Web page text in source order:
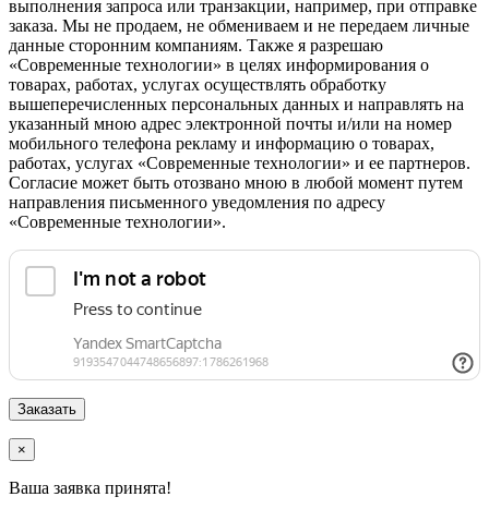
выполнения запроса или транзакции, например, при отправке
заказа. Мы не продаем, не обмениваем и не передаем личные
данные сторонним компаниям. Также я разрешаю
«Современные технологии» в целях информирования о
товарах, работах, услугах осуществлять обработку
вышеперечисленных персональных данных и направлять на
указанный мною адрес электронной почты и/или на номер
мобильного телефона рекламу и информацию о товарах,
работах, услугах «Современные технологии» и ее партнеров.
Согласие может быть отозвано мною в любой момент путем
направления письменного уведомления по адресу
«Современные технологии».
×
Ваша заявка принята!